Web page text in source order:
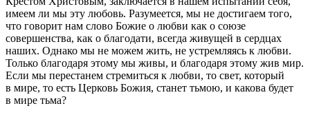
имеем ли мы эту любовь. Разумеется, мы не достигаем того,
что говорит нам слово Божие о любви как о союзе
совершенства, как о благодати, всегда живущей в сердцах
наших. Однако мы не можем жить, не устремляясь к любви.
Только благодаря этому мы живы, и благодаря этому жив мир.
Если мы перестанем стремиться к любви, то свет, который
в мире, то есть Церковь Божия, станет тьмою, и какова будет
в мире тьма?